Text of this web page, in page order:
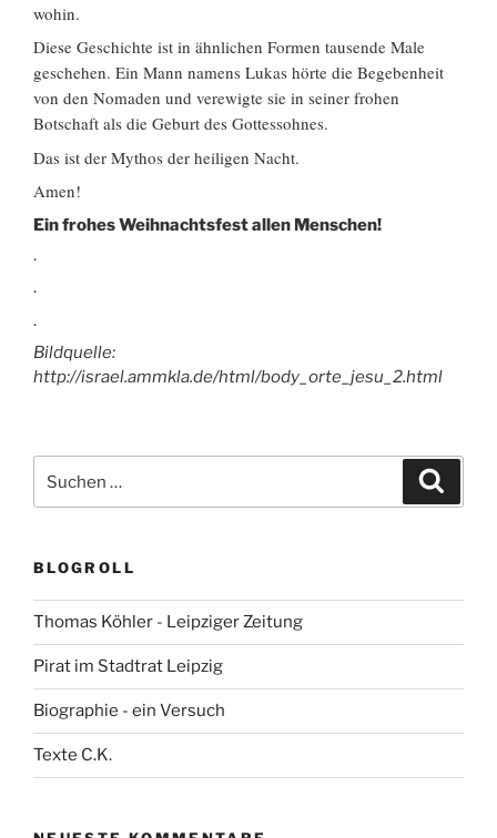
wohin.
Diese Geschichte ist in ähnlichen Formen tausende Male
geschehen. Ein Mann namens Lukas hörte die Begebenheit
von den Nomaden und verewigte sie in seiner frohen
Botschaft als die Geburt des Gottessohnes.
Das ist der Mythos der heiligen Nacht.
Amen!
Ein frohes Weihnachtsfest allen Menschen!
.
.
.
Bildquelle:
http://israel.ammkla.de/html/body_orte_jesu_2.html
nach:
BLOGROLL
Thomas Köhler - Leipziger Zeitung
Pirat im Stadtrat Leipzig
Biographie - ein Versuch
Texte C.K.